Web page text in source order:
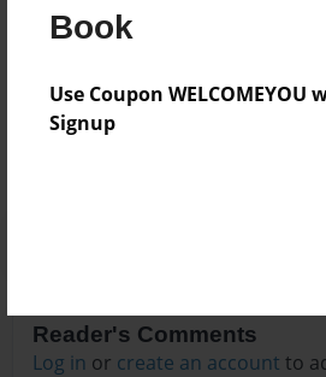
Book
Use Coupon
Signup
No author messages are
Reader's Comments
Log in or create an account to